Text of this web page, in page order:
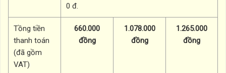
0 đ.
Tồng tiền
thanh toán
(đã gồm
VAT)
660.000
đồng
1.078.000
đồng
1.265.000
đồng